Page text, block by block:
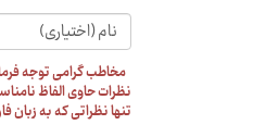
مخاطب گرامی توجه
نظرات حاوی الفاظ
تنها نظراتی که به